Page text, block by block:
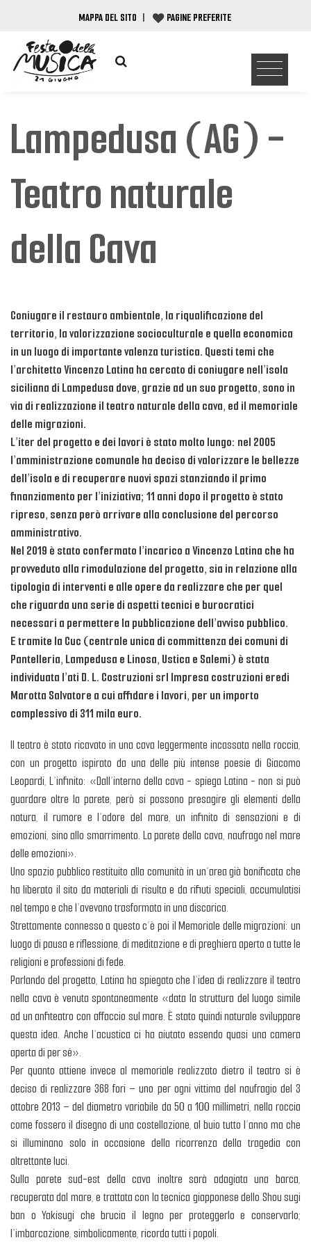
MAPPA DEL SITO | PAGINE PREFERITE
Lampedusa (AG) -
Teatro naturale
della Cava
Coniugare il restauro ambientale, la riqualificazione del
territorio, la valorizzazione socioculturale e quella economica
in un luogo di importante valenza turistica. Questi temi che
l’architetto Vincenzo Latina ha cercato di coniugare nell’isola
siciliana di Lampedusa dove, grazie ad un suo progetto, sono in
via di realizzazione il teatro naturale della cava, ed il memoriale
delle migrazioni.
L’iter del progetto e dei lavori è stato molto lungo: nel 2005
l’amministrazione comunale ha deciso di valorizzare le bellezze
dell’isola e di recuperare nuovi spazi stanziando il primo
finanziamento per l’iniziativa; 11 anni dopo il progetto è stato
ripreso, senza però arrivare alla conclusione del percorso
amministrativo.
Nel 2019 è stato confermato l’incarico a Vincenzo Latina che ha
provveduto alla rimodulazione del progetto, sia in relazione alla
tipologia di interventi e alle opere da realizzare che per quel
che riguarda una serie di aspetti tecnici e burocratici
necessari a permettere la pubblicazione dell’avviso pubblico.
E tramite la Cuc (centrale unica di committenza dei comuni di
Pantelleria, Lampedusa e Linosa, Ustica e Salemi) è stata
individuata l’ati D. L. Costruzioni srl Impresa costruzioni eredi
Marotta Salvatore a cui affidare i lavori, per un importo
complessivo di 311 mila euro.
Il teatro è stato ricavato in una cava leggermente incassata nella roccia,
con un progetto ispirato da una delle più intense poesie di Giacomo
Leopardi, L’infinito: «Dall’interno della cava - spiega Latina - non si può
guardare oltre la parete, però si possono presagire gli elementi della
natura, il rumore e l’odore del mare, un infinito di sensazioni e di
emozioni, sino allo smarrimento. La parete della cava, naufrago nel mare
delle emozioni».
Uno spazio pubblico restituito alla comunità in un’area già bonificata che
ha liberato il sito da materiali di risulta e da rifiuti speciali, accumulatisi
nel tempo e che l’avevano trasformata in una discarica.
Strettamente connesso a questo c’è poi il Memoriale delle migrazioni: un
luogo di pausa e riflessione, di meditazione e di preghiera aperto a tutte le
religioni e professioni di fede.
Parlando del progetto, Latina ha spiegato che l’idea di realizzare il teatro
nella cava è venuta spontaneamente «data la struttura del luogo simile
ad un anfiteatro con affaccio sul mare. È stato quindi naturale sviluppare
questa idea. Anche l’acustica ci ha aiutato essendo quasi una camera
aperta di per sé».
Per quanto attiene invece al memoriale realizzato dietro il teatro si è
deciso di realizzare 368 fori – uno per ogni vittima del naufragio del 3
ottobre 2013 – del diametro variabile da 50 a 100 millimetri, nella roccia
come fossero il disegno di una costellazione, al buio tutto l’anno ma che
si illuminano solo in occasione della ricorrenza della tragedia con
altrettante luci.
Sulla parete sud-est della cava inoltre sarà adagiata una barca,
recuperata dal mare, e trattata con la tecnica giapponese dello Shou sugi
ban o Yakisugi che brucia il legno per proteggerlo e conservarlo;
l’imbarcazione, simbolicamente, ricorda tutti i popoli.